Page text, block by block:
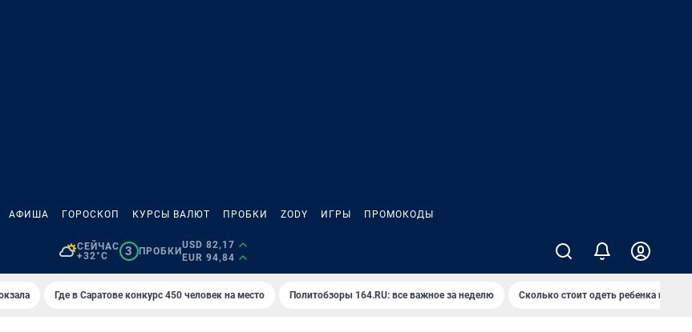
АФИША ГОРОСКОП КУРСЫ ВАЛЮТ ПРОБКИ ZODY ИГРЫ ПРОМОКОДЫ
СЕЙЧАС
+32°C
3 ПРОБКИ
USD 82,17
EUR 94,84
Где в Саратове конкурс 450 человек на место Политобзоры 164.RU: все важное за неделю Сколько стоит одеть ребенка на